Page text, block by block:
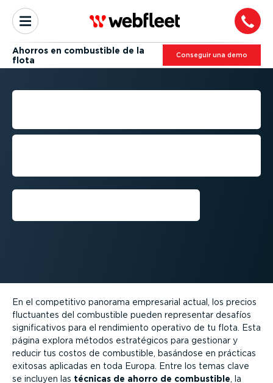
Ahorros en combustible de la
flota
Conseguir una demo
AHORRO DE COMBUSTIBLE
Gestiona los gastos de manera más
En el competitivo panorama empresarial actual, los precios
fluctuantes del combustible pueden representar desafíos
signi­fi­ca­tivos para el rendimiento operativo de tu flota. Esta
página explora métodos estra­té­gicos para gestionar y
reducir tus costos de combustible, basándose en prácticas
exitosas aplicadas en toda Europa. Entre los temas clave
se incluyen las técnicas de ahorro de combustible , la